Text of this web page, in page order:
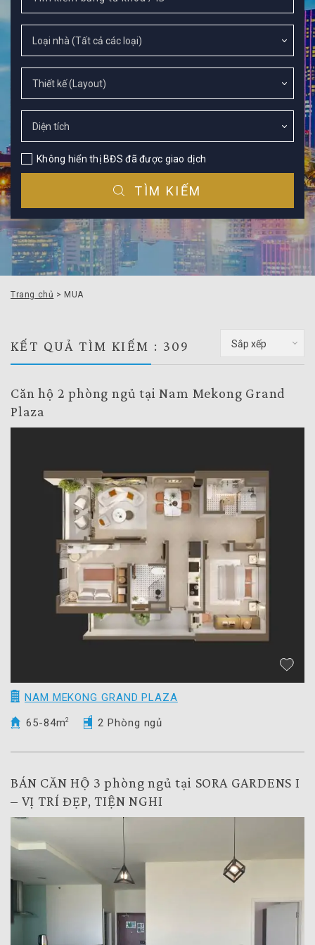
Không hiển thị BĐS đã được giao dịch
TÌM KIẾM
Trang chủ > MUA
KẾT QUẢ TÌM KIẾM : 309 Sắp xếp
Căn hộ 2 phòng ngủ tại Nam Mekong Grand
Plaza
NAM MEKONG GRAND PLAZA
65-84m2 2 Phòng ngủ
BÁN CĂN HỘ 3 phòng ngủ tại SORA GARDENS I
– VỊ TRÍ ĐẸP, TIỆN NGHI